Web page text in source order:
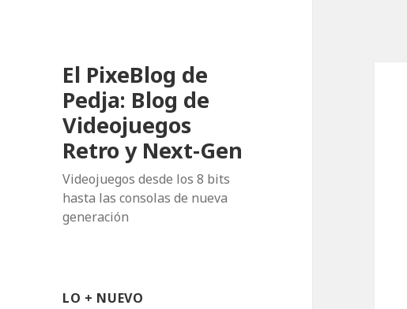
El PixeBlog de
Pedja: Blog de
Videojuegos
Retro y Next-Gen
Videojuegos desde los 8 bits
hasta las consolas de nueva
generación
LO + NUEVO